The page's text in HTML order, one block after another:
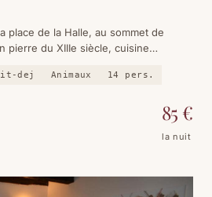
place de la Halle, au sommet de
pierre du XIIIe siècle, cuisine
dej Animaux 14 pers.
85 €
la nuit